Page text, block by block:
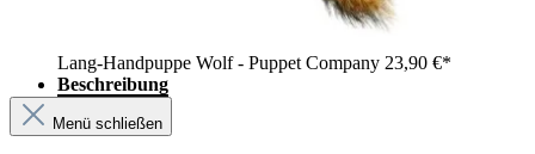
Lang-Handpuppe Wolf - Puppet Company 23,90 €*
Beschreibung
Menü schließen